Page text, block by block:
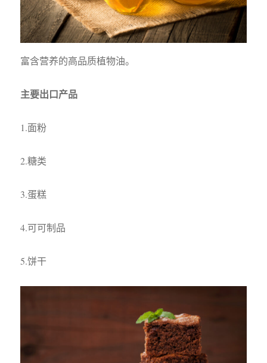
富含营养的高品质植物油。
主要出口产品
1.面粉
2.糖类
3.蛋糕
4.可可制品
5.饼干